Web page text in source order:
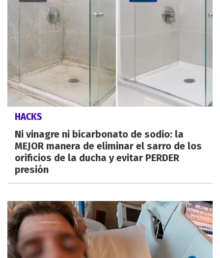
HACKS
Ni vinagre ni bicarbonato de sodio: la
MEJOR manera de eliminar el sarro de los
orificios de la ducha y evitar PERDER
presión